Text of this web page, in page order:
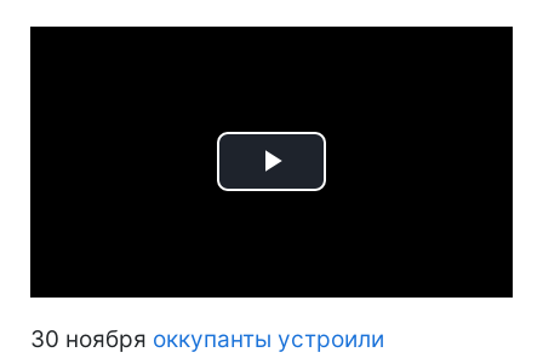
Play
30 ноября оккупанты устроили